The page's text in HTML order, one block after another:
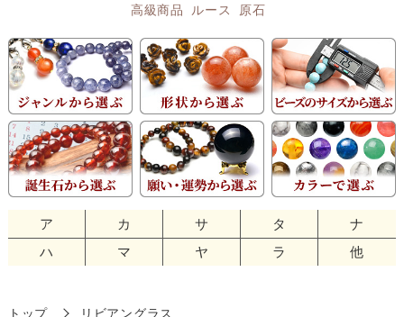
高級商品
ルース 原石
ア カ サ タ
ナ
ハ
マ ヤ ラ 他
トップ リビアングラス